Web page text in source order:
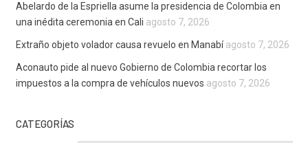
Abelardo de la Espriella asume la presidencia de Colombia en
una inédita ceremonia en Cali agosto 7, 2026
Extraño objeto volador causa revuelo en Manabí agosto 7, 2026
Aconauto pide al nuevo Gobierno de Colombia recortar los
impuestos a la compra de vehículos nuevos agosto 7, 2026
CATEGORÍAS